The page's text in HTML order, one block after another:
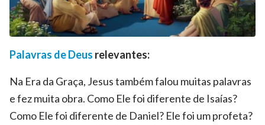
Palavras de Deus relevantes:
Na Era da Graça, Jesus também falou muitas palavras
e fez muita obra. Como Ele foi diferente de Isaías?
Como Ele foi diferente de Daniel? Ele foi um profeta?